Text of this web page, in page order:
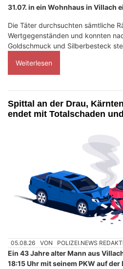
31.07. in ein Wohnhaus in Villach
Die Täter durchsuchten sämtliche
Wertgegenständen und konnten
Goldschmuck und Silberbesteck
Weiterlesen
Spittal an der Drau,
endet mit Totalschaden
05.08.26 VON POLIZEI.NEWS
Ein 43 Jahre alter Mann aus
18:15 Uhr mit seinem PKW auf